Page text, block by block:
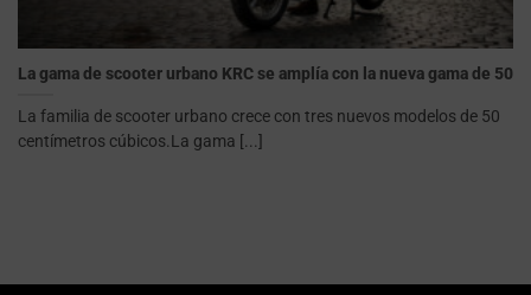
La gama de scooter urbano KRC se amplía con la nueva gama de 50
La familia de scooter urbano crece con tres nuevos modelos de 50
centímetros cúbicos.La gama [...]